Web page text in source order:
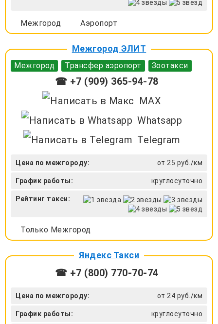
Межгород Аэропорт
Межгород ЭЛИТ
Межгород Трансфер аэропорт Зоотакси
☎ +7 (909) 365-94-78
MAX
Whatsapp
Telegram
Цена по межгороду: от 25 руб./км
График работы: круглосуточно
Рейтинг такси:
Только Межгород
Яндекс Такси
☎ +7 (800) 770-70-74
Цена по межгороду: от 24 руб./км
График работы: круглосуточно